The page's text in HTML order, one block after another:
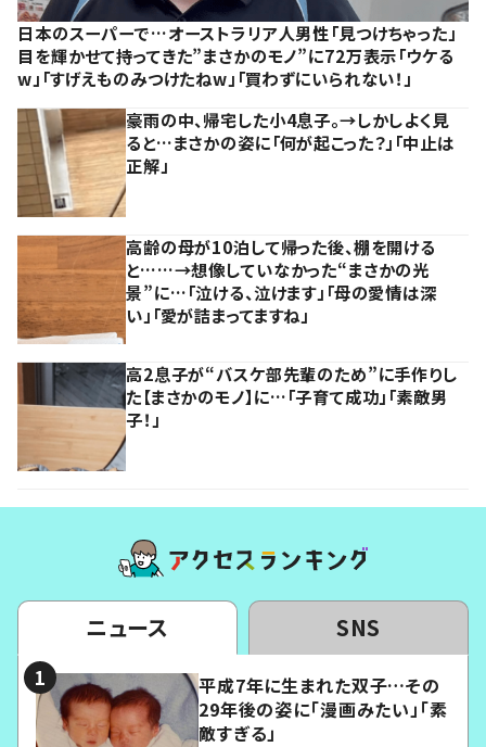
日本のスーパーで…オーストラリア人男性「見つけちゃった」
目を輝かせて持ってきた”まさかのモノ”に72万表示「ウケる
w」「すげえものみつけたねw」「買わずにいられない！」
豪雨の中、帰宅した小4息子。→しかしよく見
ると…まさかの姿に「何が起こった？」「中止は
正解」
高齢の母が10泊して帰った後、棚を開ける
と……→想像していなかった“まさかの光
景”に…「泣ける、泣けます」「母の愛情は深
い」「愛が詰まってますね」
高2息子が“バスケ部先輩のため”に手作りし
た【まさかのモノ】に…「子育て成功」「素敵男
子！」
ニュース SNS
平成7年に生まれた双子…その
29年後の姿に「漫画みたい」「素
敵すぎる」